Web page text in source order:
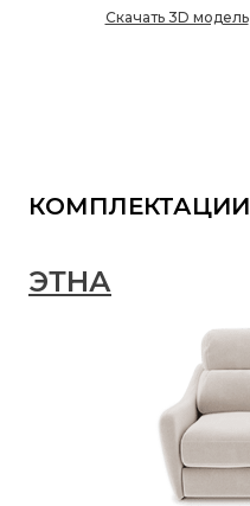
Скачать 3D модель
КОМПЛЕКТАЦИИ
ЭТНА